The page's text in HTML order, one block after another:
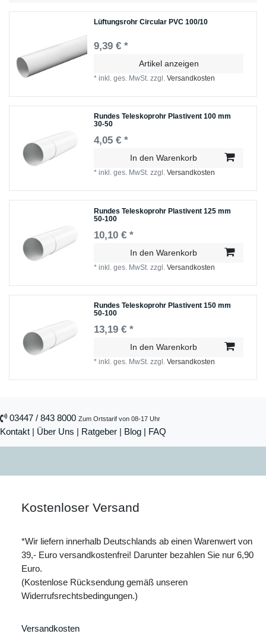
Lüftungsrohr Circular PVC 100/10
9,39 € *
Artikel anzeigen
*inkl. ges. MwSt. zzgl.Versandkosten
Rundes Teleskoprohr Plastivent 100 mm
30-50
4,05 € *
In den Warenkorb
*inkl. ges. MwSt. zzgl.Versandkosten
Rundes Teleskoprohr Plastivent 125 mm
50-100
10,10 € *
In den Warenkorb
*inkl. ges. MwSt. zzgl.Versandkosten
Rundes Teleskoprohr Plastivent 150 mm
50-100
13,19 € *
In den Warenkorb
*inkl. ges. MwSt. zzgl.Versandkosten
03447 / 843 8000 Zum Ortstarif von 08-17 Uhr
Kontakt | Über Uns | Ratgeber | Blog | FAQ
Kostenloser Versand
*Wir liefern innerhalb Deutschlands ab einen Warenwert von
39,- Euro versandkostenfrei! Darunter bezahlen Sie nur 6,90
Euro.
(Kostenlose Rücksendung gemäß unseren
Widerrufsrechtsbedingungen.)
Versandkosten